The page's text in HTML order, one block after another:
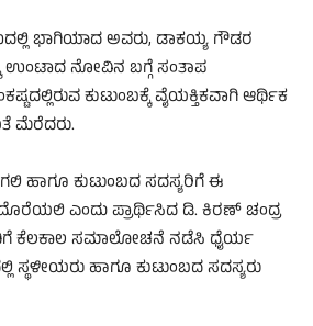
ಭಾಗಿಯಾದ ಅವರು, ಡಾಕಯ್ಯ ಗೌಡರ
ಉಂಟಾದ ನೋವಿನ ಬಗ್ಗೆ ಸಂತಾಪ
ಕುಟುಂಬಕ್ಕೆ ವೈಯಕ್ತಿಕವಾಗಿ ಆರ್ಥಿಕ
ಮೆರೆದರು.
ಹಾಗೂ ಕುಟುಂಬದ ಸದಸ್ಯರಿಗೆ ಈ
ದೊರೆಯಲಿ ಎಂದು ಪ್ರಾರ್ಥಿಸಿದ ಡಿ. ಕಿರಣ್ ಚಂದ್ರ
ಕೆಲಕಾಲ ಸಮಾಲೋಚನೆ ನಡೆಸಿ ಧೈರ್ಯ
ಸ್ಥಳೀಯರು ಹಾಗೂ ಕುಟುಂಬದ ಸದಸ್ಯರು